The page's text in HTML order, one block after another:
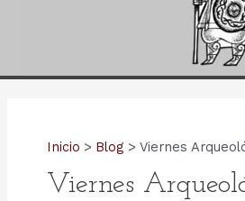
Inicio Blog Viernes
Viernes